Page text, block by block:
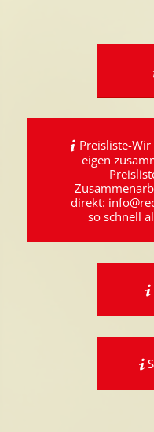
Preisliste-
eigen
direkt:
so schnell